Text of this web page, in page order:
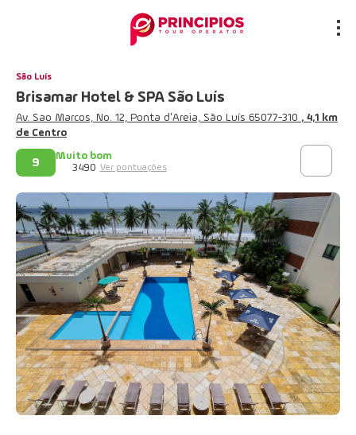
São Luís
Brisamar Hotel & SPA São Luís
Av. Sao Marcos, No. 12, Ponta d'Areia, São Luís 65077-310 , 4,1 km
de Centro
9
Muito bom
3490 Ver pontuações